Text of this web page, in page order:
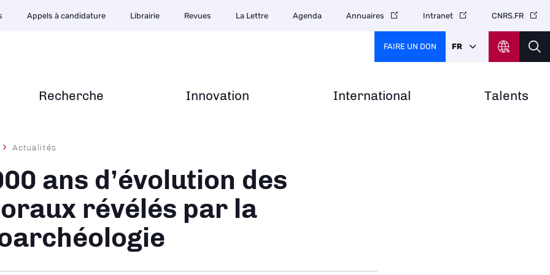
Recherche Innovation International Talents
Appels à candidature Librairie Revues La Lettre Agenda Annuaires Intranet CNRS.FR
FAIRE UN DON FR
Actualités
ans d’évolution des
révélés par la